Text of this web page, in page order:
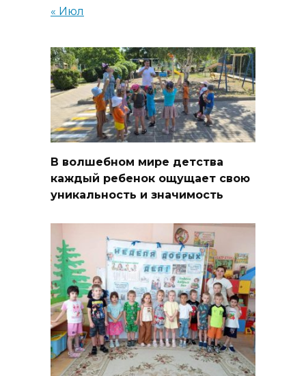
« Июл
В волшебном мире детства
каждый ребенок ощущает свою
уникальность и значимость